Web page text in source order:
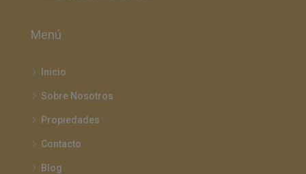
Menú
Inicio
Sobre Nosotros
Propiedades
Contacto
Blog